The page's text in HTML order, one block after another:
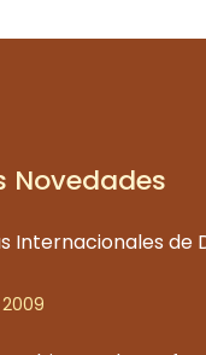
Novedades
Internacionales de